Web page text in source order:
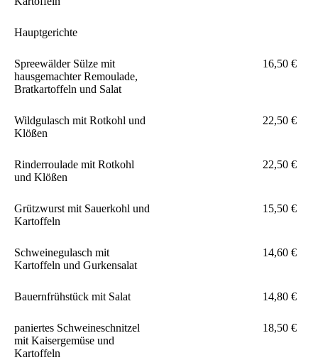
Hauptgerichte
Spreewälder Sülze mit
hausgemachter Remoulade,
Bratkartoffeln und Salat
16,50 €
Wildgulasch mit Rotkohl und
Klößen
22,50 €
Rinderroulade mit Rotkohl
und Klößen
22,50 €
Grützwurst mit Sauerkohl und
Kartoffeln
15,50 €
Schweinegulasch mit
Kartoffeln und Gurkensalat
14,60 €
Bauernfrühstück mit Salat 14,80 €
paniertes Schweineschnitzel
mit Kaisergemüse und
Kartoffeln
18,50 €